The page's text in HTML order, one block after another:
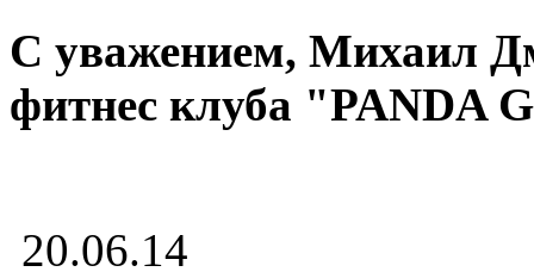
С уважением, Михаил
фитнес клуба "PANDA
20.06.14